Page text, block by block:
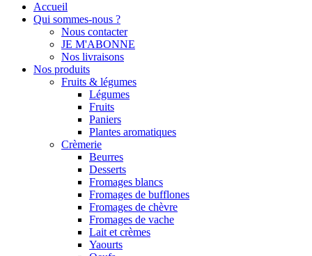
Accueil
Qui sommes-nous ?
Nous contacter
JE M'ABONNE
Nos livraisons
Nos produits
Fruits & légumes
Légumes
Fruits
Paniers
Plantes aromatiques
Crèmerie
Beurres
Desserts
Fromages blancs
Fromages de bufflones
Fromages de chèvre
Fromages de vache
Lait et crèmes
Yaourts